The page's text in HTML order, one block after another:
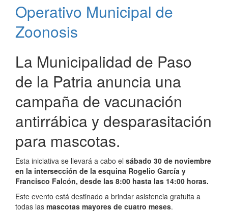
en
El
Rincón
Operativo Municipal de
Zoonosis
La Municipalidad de Paso
de la Patria anuncia una
campaña de vacunación
antirrábica y desparasitación
para mascotas.
Esta iniciativa se llevará a cabo el sábado 30 de noviembre
en la intersección de la esquina Rogelio García y
Francisco Falcón, desde las 8:00 hasta las 14:00 horas.
Este evento está destinado a brindar asistencia gratuita a
todas las mascotas mayores de cuatro meses.